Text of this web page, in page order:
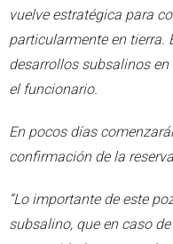
vuelve estratégica para
particularmente en tierra.
desarrollos subsalinos en
el funcionario.
En pocos días
confirmación de la
“Lo importante de este
subsalino, que en caso